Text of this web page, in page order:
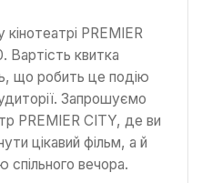
PREMIER
Вартість квитка
що робить це подію
Запрошуємо
PREMIER CITY, де ви
цікавий фільм, а й
вечора.